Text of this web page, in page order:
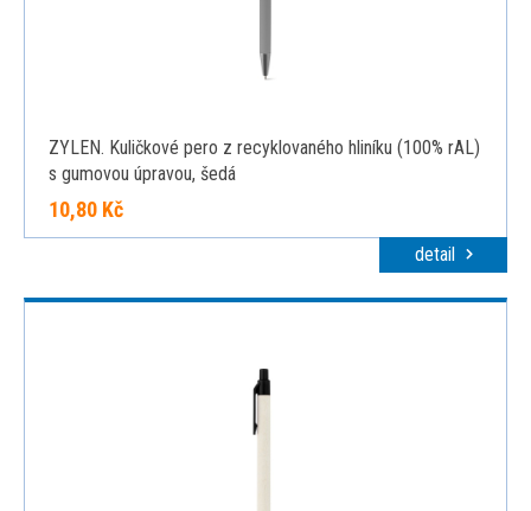
ZYLEN. Kuličkové pero z recyklovaného hliníku (100% rAL)
s gumovou úpravou, šedá
10,80 Kč
detail